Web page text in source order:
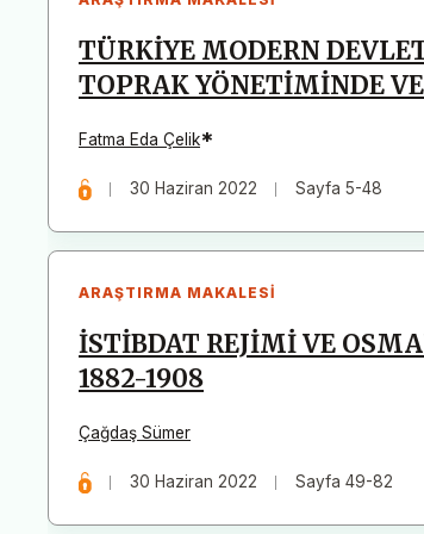
TÜRKİYE MODERN
TOPRAK YÖNETİMİNDE
Fatma Eda Çelik*
30 Haziran 2022 Sayfa 5-48
ARAŞTIRMA MAKALESI
İSTİBDAT REJİMİ VE
1882-1908
Çağdaş Sümer
30 Haziran 2022 Sayfa 49-82